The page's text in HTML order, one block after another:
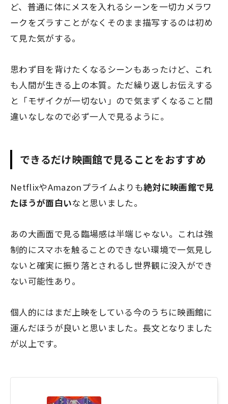
ど、普通に体にメスを入れるシーンを一切カメラワ
ークをズラすことがなくそのまま描写するのは初め
て見た気がする。
思わず目を背けたくなるシーンもあったけど、これ
も人間が生きる上の本質。ただ繰り返しお伝えする
と「モザイクが一切ない」ので気まずくなること間
違いなしなので必ず一人で見るように。
できるだけ映画館で見ることをおすすめ
NetflixやAmazonプライムよりも絶対に映画館で見
たほうが面白いなと思いました。
あの大画面で見る臨場感は半端じゃない。これは強
制的にスマホを触ることのできない環境で一気見し
ないと確実に振り落とされるし世界観に没入ができ
ない可能性あり。
個人的にはまだ上映をしている今のうちに映画館に
運んだほうが良いと思いました。長文となりました
が以上です。